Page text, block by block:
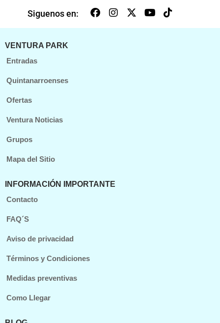
Siguenos en:
VENTURA PARK
Entradas
Quintanarroenses
Ofertas
Ventura Noticias
Grupos
Mapa del Sitio
INFORMACIÓN IMPORTANTE
Contacto
FAQ´S
Aviso de privacidad
Términos y Condiciones
Medidas preventivas
Como Llegar